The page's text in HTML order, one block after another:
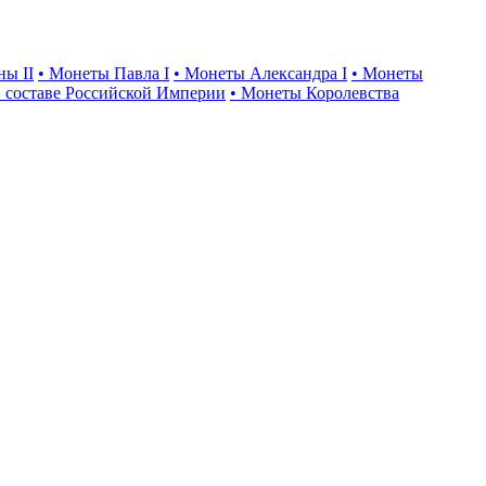
II • Монеты Павла I • Монеты Александра I • Монеты
Российской Империи • Монеты Королевства